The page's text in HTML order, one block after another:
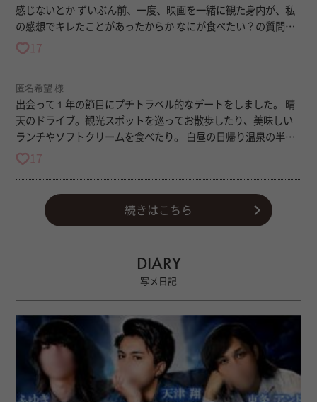
感じないとか ずいぶん前、一度、映画を一緒に観た身内が、私
の感想でキレたことがあったからか なにが食べたい？の質問
に、からだが固まったりとか これは私がほんとに食べたいもの
考えない→自分の考えがわからなくなる、以前はそんな私だっ
たようです ふゆきさんにはじめて会ってすぐに言われたたった
一言で、好きなものは好きって思えるようになりました いろん
な世界やおもしろいこと、教えてくれました 今回もふゆきさん
にお会いして、伝え下手ですが思ったままことばにして、ばか
歌ってもらいました！ なんて贅沢！ いい時間でした！ ありがと
うございます
17
匿名希望 様
出会って１年の節目にプチトラベル的なデートをしました。 晴
天のドライブ。観光スポットを巡ってお散歩したり、美味しい
ランチやソフトクリームを食べたり。 白昼の日帰り温泉の半露
天個室風呂で、束の間のイチャイチャ。明るくて恥ずかしかっ
でした。(早く続きをお願いしたいところ笑) 回遊もしたけど、
私にはふゆきくんが１番！いっぱいときめいて、リフレッシュ
17
続きはこちら
DIARY
写メ日記